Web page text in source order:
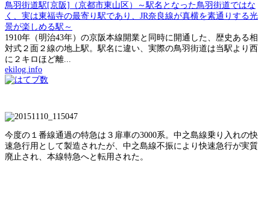
鳥羽街道駅[京阪]（京都市東山区）～駅名となった鳥羽街道ではな
く、実は東福寺の最寄り駅であり、JR奈良線が真横を素通りする光
景が楽しめる駅～
1910年（明治43年）の京阪本線開業と同時に開通した、歴史ある相
対式２面２線の地上駅。駅名に違い、実際の鳥羽街道は当駅より西
に２キロほど離...
ekilog.info
今度の１番線通過の特急は３扉車の3000系。中之島線乗り入れの快
速急行用として製造されたが、中之島線不振により快速急行が実質
廃止され、本線特急へと転用された。